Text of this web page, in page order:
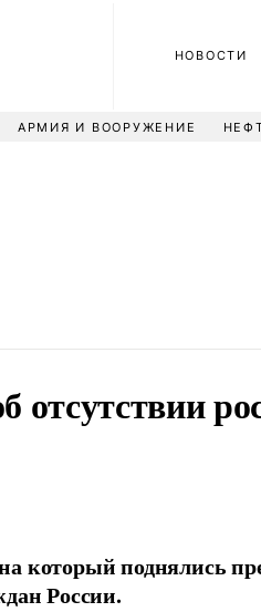
НОВОСТИ
АРМИЯ И ВООРУЖЕНИЕ
отсутствии
который поднялись
России.